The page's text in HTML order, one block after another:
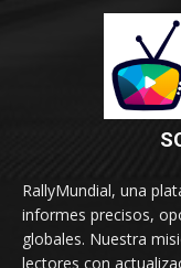
RallyMundial, una
informes precisos,
globales. Nuestra
lectores con